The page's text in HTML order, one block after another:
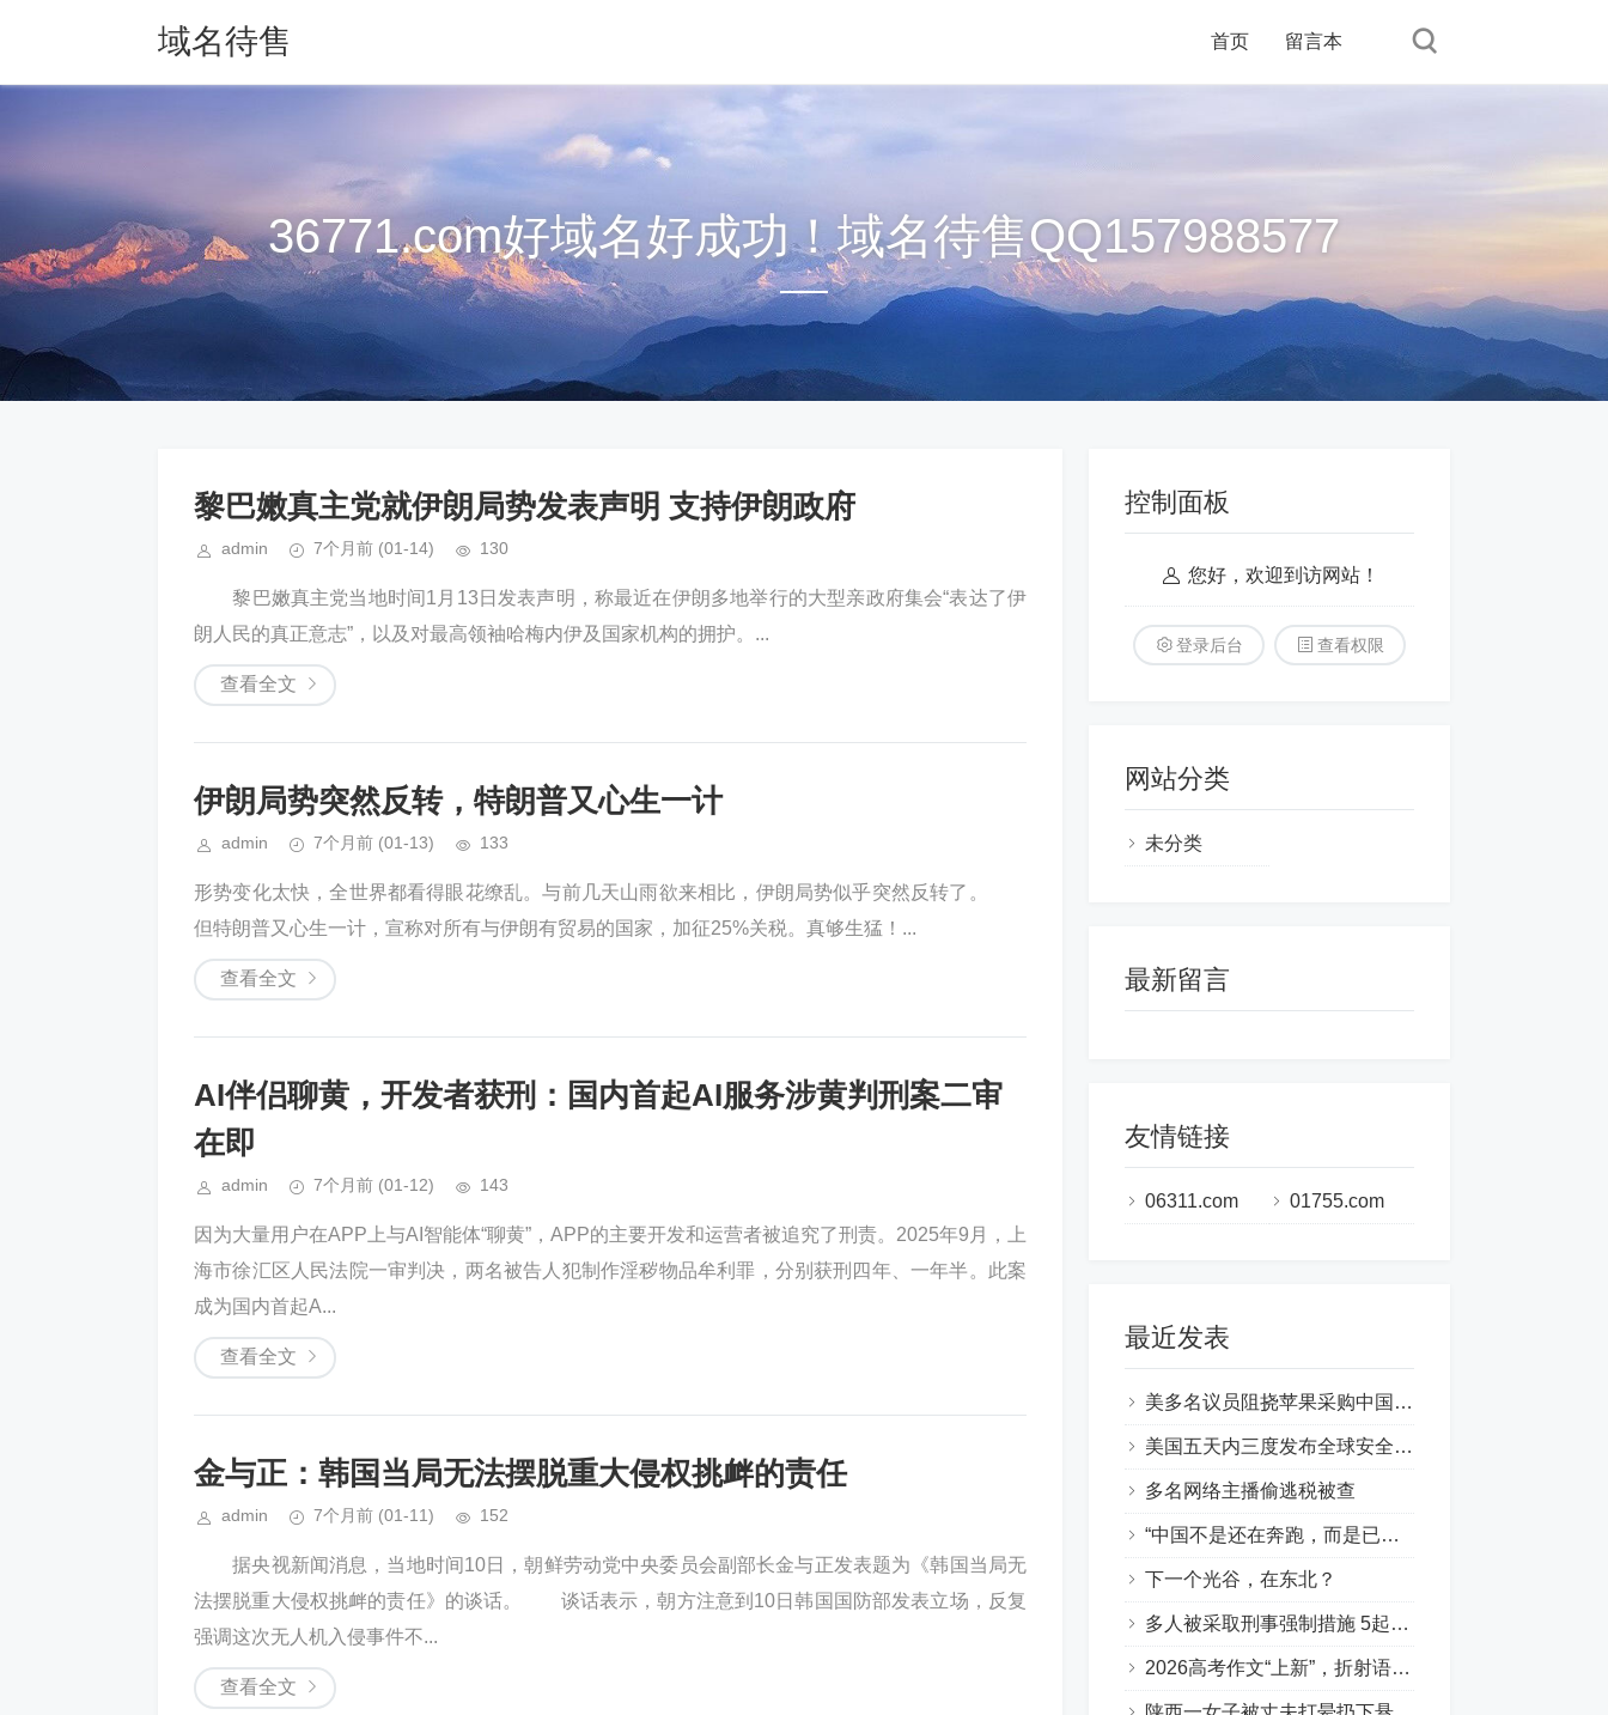
域名待售 首页 留言本
36771.com好域名好成功！域名待售QQ157988577
黎巴嫩真主党就伊朗局势发表声明 支持伊朗政府
admin 7个月前 (01-14) 130
黎巴嫩真主党当地时间1月13日发表声明，称最近在伊朗多地举行的大型亲政府集会“表达了伊
朗人民的真正意志”，以及对最高领袖哈梅内伊及国家机构的拥护。...
查看全文
伊朗局势突然反转，特朗普又心生一计
admin 7个月前 (01-13) 133
形势变化太快，全世界都看得眼花缭乱。与前几天山雨欲来相比，伊朗局势似乎突然反转了。
但特朗普又心生一计，宣称对所有与伊朗有贸易的国家，加征25%关税。真够生猛！...
查看全文
AI伴侣聊黄，开发者获刑：国内首起AI服务涉黄判刑案二审
在即
admin 7个月前 (01-12) 143
因为大量用户在APP上与AI智能体“聊黄”，APP的主要开发和运营者被追究了刑责。2025年9月，上
海市徐汇区人民法院一审判决，两名被告人犯制作淫秽物品牟利罪，分别获刑四年、一年半。此案
成为国内首起A...
查看全文
金与正：韩国当局无法摆脱重大侵权挑衅的责任
admin 7个月前 (01-11) 152
据央视新闻消息，当地时间10日，朝鲜劳动党中央委员会副部长金与正发表题为《韩国当局无
法摆脱重大侵权挑衅的责任》的谈话。 谈话表示，朝方注意到10日韩国国防部发表立场，反复
强调这次无人机入侵事件不...
查看全文
控制面板
您好，欢迎到访网站！
登录后台 查看权限
网站分类
未分类
最新留言
友情链接
06311.com 01755.com
最近发表
美多名议员阻挠苹果采购中国芯片，专家：将破坏中美企业产业链合作
美国五天内三度发布全球安全提醒
多名网络主播偷逃税被查
“中国不是还在奔跑，而是已经冲线”
下一个光谷，在东北？
多人被采取刑事强制措施 5起打击“银狐”木马病毒典型案例公布
2026高考作文“上新”，折射语文教育哪些新趋势